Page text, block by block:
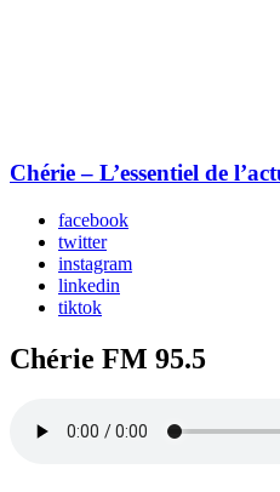
Chérie – L’essentiel de
facebook
twitter
instagram
linkedin
tiktok
Chérie FM 95.5